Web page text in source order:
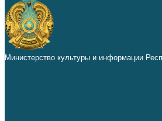
Министерство культуры и информации